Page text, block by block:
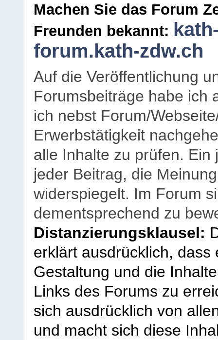
Machen Sie das Forum
Freunden bekannt:
forum.kath-zdw.ch
Auf die Veröffentlichung
Forumsbeiträge habe ich
ich nebst Forum/
Erwerbstätigkeit
alle Inhalte zu prüfen.
jeder Beitrag, die
widerspiegelt. Im Forum
dementsprechend zu
Distanzierungsklausel:
erklärt ausdrücklich,
Gestaltung und die
Links des Forums zu
sich ausdrücklich von
und macht sich diese